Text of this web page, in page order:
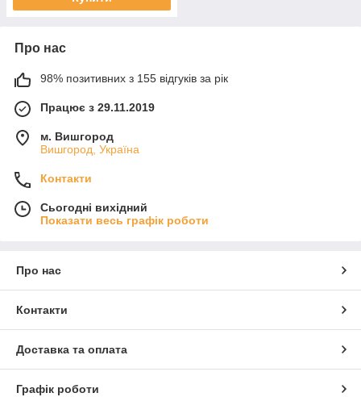
Про нас
98% позитивних з 155 відгуків за рік
Працює з 29.11.2019
м. Вишгород
Вишгород, Україна
Контакти
Сьогодні вихідний
Показати весь графік роботи
Про нас
Контакти
Доставка та оплата
Графік роботи